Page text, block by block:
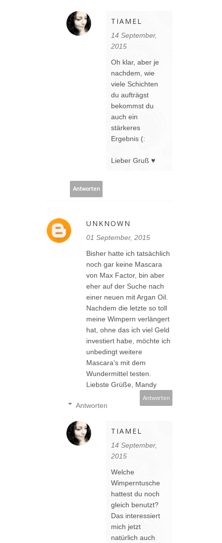
TIAMEL
14 September,
2015
Oh klar, aber je
nachdem, wie
viele Schichten
du aufträgst
bekommst du
auch ein
stärkeres
Ergebnis (:
Lieber Gruß ♥
Antworten
UNKNOWN
01 September, 2015
Bisher hatte ich tatsächlich
noch gar keine Mascara
von Max Factor, bin aber
eher auf der Suche nach
einer neuen mit Argan Oil.
Nachdem die letzte so toll
meine Wimpern verlängert
hat, ohne das ich viel Geld
investiert habe, möchte ich
unbedingt weitere
Mascara's mit dem
Wundermittel testen.
Liebste Grüße, Mandy
Antworten
Antworten
TIAMEL
14 September,
2015
Welche
Wimperntusche
hattest du noch
gleich benutzt?
Das interessiert
mich jetzt
natürlich auch